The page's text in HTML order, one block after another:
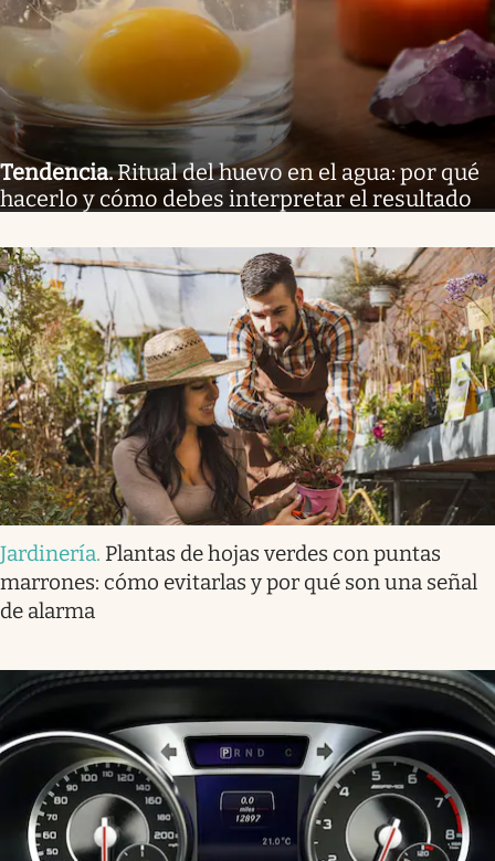
Tendencia.Ritual del huevo en el agua: por qué
hacerlo y cómo debes interpretar el resultado
Jardinería. Plantas de hojas verdes con puntas
marrones: cómo evitarlas y por qué son una señal
de alarma